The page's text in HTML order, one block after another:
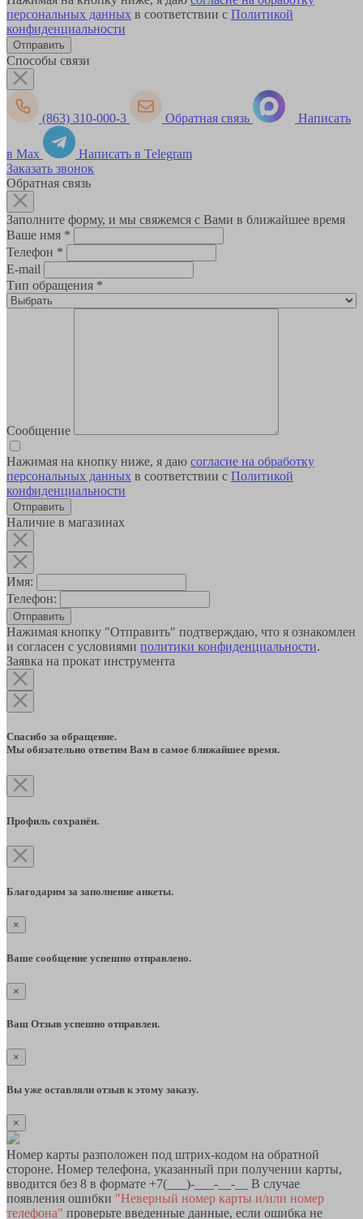
персональных данных в соответствии с Политикой
конфиденциальности
Способы связи
(863) 310-000-3 Обратная связь Написать
в Max
Написать в Telegram
Заказать звонок
Обратная связь
Заполните форму, и мы свяжемся с Вами в ближайшее время
Ваше имя *
Телефон *
E-mail
Тип обращения *
Сообщение
Нажимая на кнопку ниже, я даю согласие на обработку
персональных данных в соответствии с Политикой
конфиденциальности
Наличие в магазинах
Имя:
Телефон:
Отправить
Нажимая кнопку "Отправить" подтверждаю, что я ознакомлен
и согласен с условиями политики конфиденциальности.
Заявка на прокат инструмента
Спасибо за обращение.
Мы обязательно ответим Вам в самое ближайшее время.
Профиль сохранён.
Благодарим за заполнение анкеты.
×
Ваше сообщение успешно отправлено.
×
Ваш Отзыв успешно отправлен.
×
Вы уже оставляли отзыв к этому заказу.
×
Номер карты разположен под штрих-кодом на обратной
стороне. Номер телефона, указанный при получении карты,
вводится без 8 в формате +7(___)-___-__-__ В случае
появления ошибки "Неверный номер карты и/или номер
телефона" проверьте введенные данные, если ошибка не